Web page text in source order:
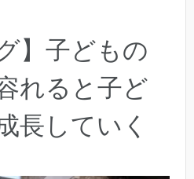
】子どもの
れると子ど
長していく